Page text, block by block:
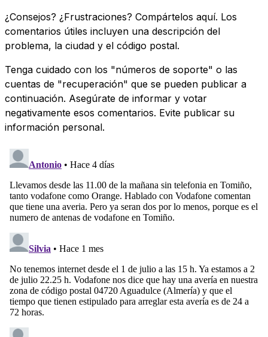
¿Consejos? ¿Frustraciones? Compártelos aquí. Los
comentarios útiles incluyen una descripción del
problema, la ciudad y el código postal.
Tenga cuidado con los "números de soporte" o las
cuentas de "recuperación" que se pueden publicar a
continuación. Asegúrate de informar y votar
negativamente esos comentarios. Evite publicar su
información personal.